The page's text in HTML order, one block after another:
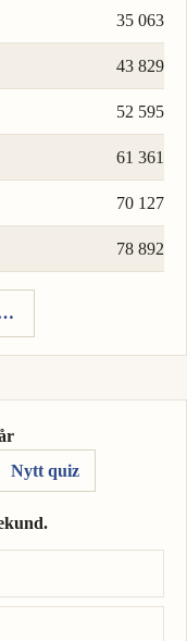
35 063
43 829
52 595
61 361
70 127
78 892
Nytt quiz